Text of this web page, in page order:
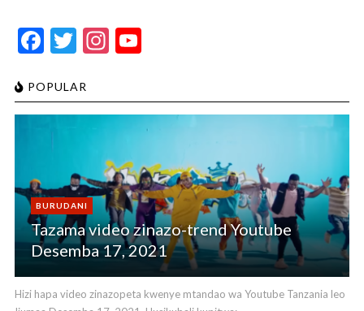
F
ac
e
b
o
k
T
w
itt
er
In
st
gr
a
m
Y
o
T
u
b
e
C
h
a
n
POPULAR
BURUDANI
Tazama video zinazo-trend Youtube
Desemba 17, 2021
Hizi hapa video zinazopeta kwenye mtandao wa Youtube Tanzania leo